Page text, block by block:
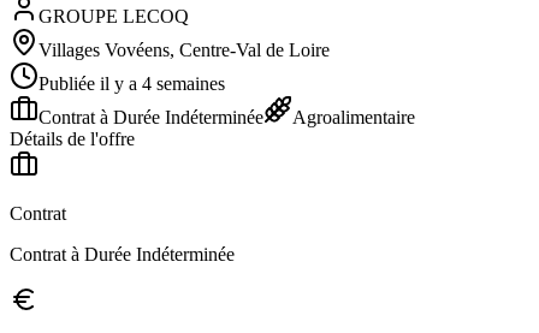
GROUPE LECOQ
Villages Vovéens, Centre-Val de Loire
Publiée il y a 4 semaines
Contrat à Durée Indéterminée
Agroalimentaire
Détails de l'offre
Contrat
Contrat à Durée Indéterminée